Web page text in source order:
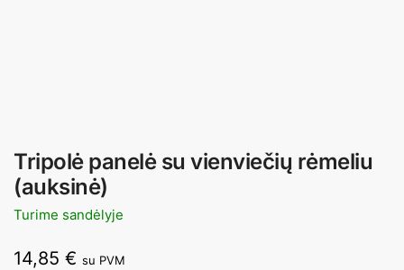
Tripolė panelė su vienviečių rėmeliu
(auksinė)
Turime sandėlyje
14,85 € su PVM